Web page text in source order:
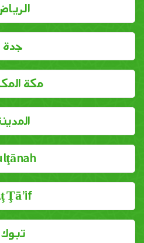
جدة
مكة
Ţā’if
تبوك